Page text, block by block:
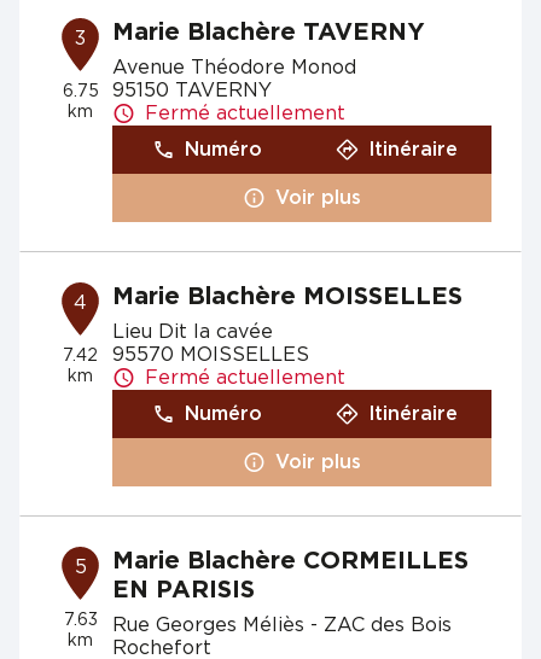
3
6.75
km
Marie Blachère TAVERNY
Avenue Théodore Monod
95150 TAVERNY
Fermé actuellement
Numéro
Itinéraire
Voir plus
4
7.42
km
Marie Blachère MOISSELLES
Lieu Dit la cavée
95570 MOISSELLES
Fermé actuellement
Numéro
Itinéraire
Voir plus
5
7.63
km
Marie Blachère CORMEILLES
EN PARISIS
Rue Georges Méliès - ZAC des Bois
Rochefort